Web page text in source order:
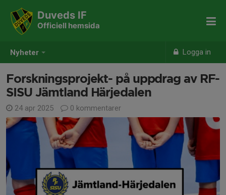
Nyheter Logga in
Duveds IF
Officiell hemsida
Forskningsprojekt- på uppdrag av RF-
SISU Jämtland Härjedalen
24 apr 2025 0 kommentarer